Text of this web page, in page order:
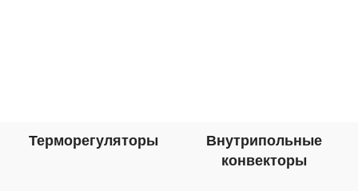
Терморегуляторы
Внутрипольные
конвекторы